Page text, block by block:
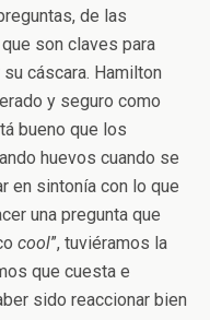
de las
son claves para
cáscara. Hamilton
y seguro como
bueno que los
huevos cuando se
en sintonía con lo que
una pregunta que
cool”, tuviéramos la
que cuesta e
sido reaccionar bien